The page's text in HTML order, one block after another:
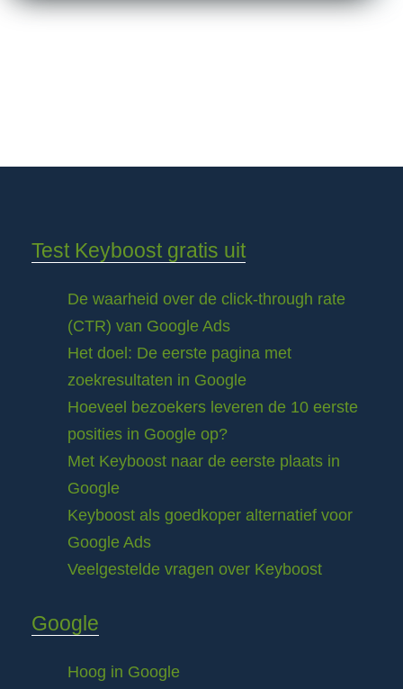
Test Keyboost gratis uit
De waarheid over de click-through rate
(CTR) van Google Ads
Het doel: De eerste pagina met
zoekresultaten in Google
Hoeveel bezoekers leveren de 10 eerste
posities in Google op?
Met Keyboost naar de eerste plaats in
Google
Keyboost als goedkoper alternatief voor
Google Ads
Veelgestelde vragen over Keyboost
Google
Hoog in Google